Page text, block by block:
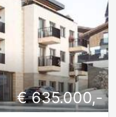
€ 635.000,-